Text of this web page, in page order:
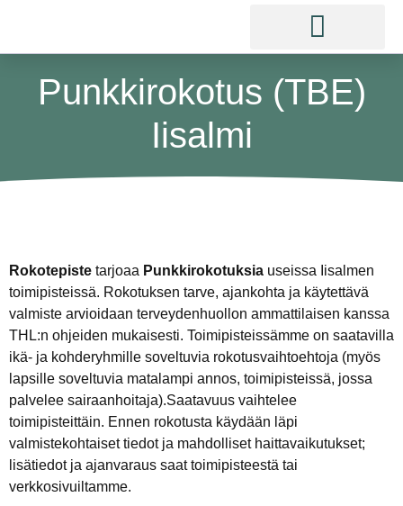
Punkkirokotus (TBE)
Iisalmi
Rokotepiste tarjoaa Punkkirokotuksia useissa Iisalmen
toimipisteissä. Rokotuksen tarve, ajankohta ja käytettävä
valmiste arvioidaan terveydenhuollon ammattilaisen kanssa
THL:n ohjeiden mukaisesti. Toimipisteissämme on saatavilla
ikä- ja kohderyhmille soveltuvia rokotusvaihtoehtoja (myös
lapsille soveltuvia matalampi annos, toimipisteissä, jossa
palvelee sairaanhoitaja).Saatavuus vaihtelee
toimipisteittäin. Ennen rokotusta käydään läpi
valmistekohtaiset tiedot ja mahdolliset haittavaikutukset;
lisätiedot ja ajanvaraus saat toimipisteestä tai
verkkosivuiltamme.